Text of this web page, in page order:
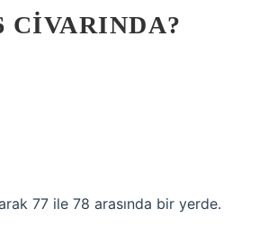
CIVARINDA?
77 ile 78 arasında bir yerde.